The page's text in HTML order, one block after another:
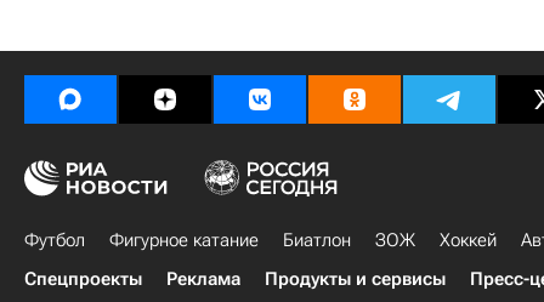
Футбол Фигурное катание Биатлон ЗОЖ Хоккей
Спецпроекты
Реклама Продукты и сервисы Пресс-